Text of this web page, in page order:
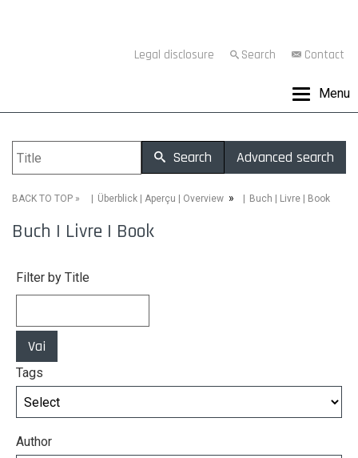
Legal disclosure Search Contact
Menu
Search Advanced search
BACK TO TOP » Überblick | Aperçu | Overview » Buch | Livre | Book
Buch | Livre | Book
Filter by Title
Vai
Tags
Author